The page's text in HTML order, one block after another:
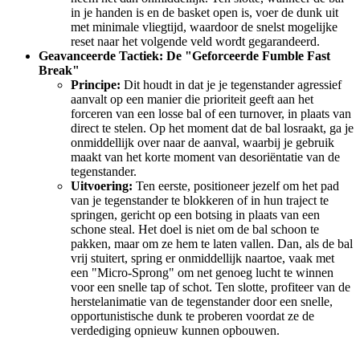
in je handen is en de basket open is, voer de dunk uit
met minimale vliegtijd, waardoor de snelst mogelijke
reset naar het volgende veld wordt gegarandeerd.
Geavanceerde Tactiek: De "Geforceerde Fumble Fast
Break"
Principe: Dit houdt in dat je je tegenstander agressief
aanvalt op een manier die prioriteit geeft aan het
forceren van een losse bal of een turnover, in plaats van
direct te stelen. Op het moment dat de bal losraakt, ga je
onmiddellijk over naar de aanval, waarbij je gebruik
maakt van het korte moment van desoriëntatie van de
tegenstander.
Uitvoering: Ten eerste, positioneer jezelf om het pad
van je tegenstander te blokkeren of in hun traject te
springen, gericht op een botsing in plaats van een
schone steal. Het doel is niet om de bal schoon te
pakken, maar om ze hem te laten vallen. Dan, als de bal
vrij stuitert, spring er onmiddellijk naartoe, vaak met
een "Micro-Sprong" om net genoeg lucht te winnen
voor een snelle tap of schot. Ten slotte, profiteer van de
herstelanimatie van de tegenstander door een snelle,
opportunistische dunk te proberen voordat ze de
verdediging opnieuw kunnen opbouwen.